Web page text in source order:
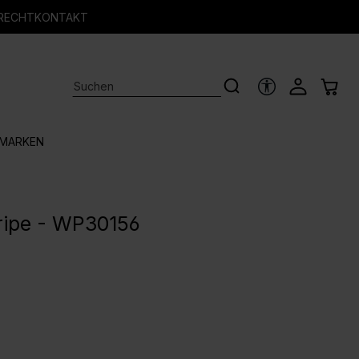
KONTAKT
HILFSTOOLS
MARKEN
- WP30156